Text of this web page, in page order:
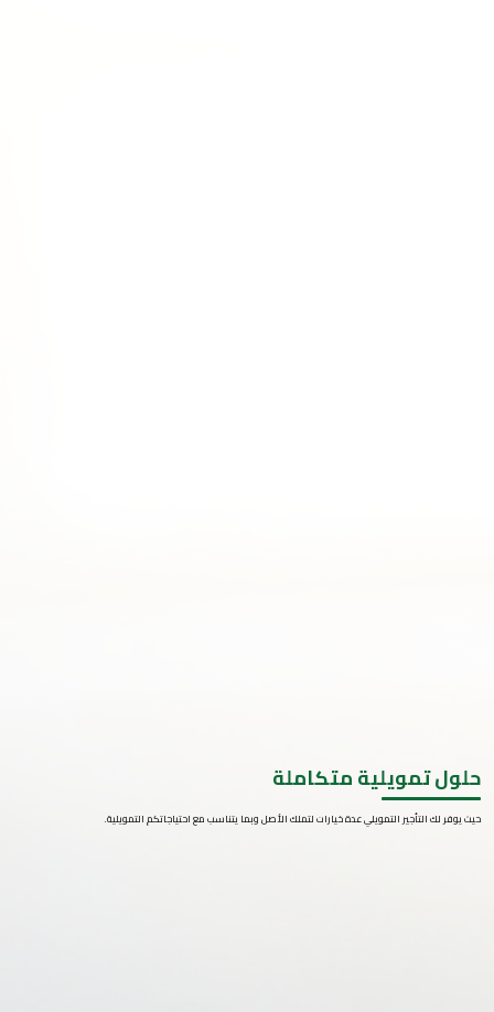
حلول تمويلية متكاملة
حيث يوفر لك التأجير التمويلي عدة خيارات لتملك الأصل وبما يتناسب مع احتياجاتكم التمويلية.